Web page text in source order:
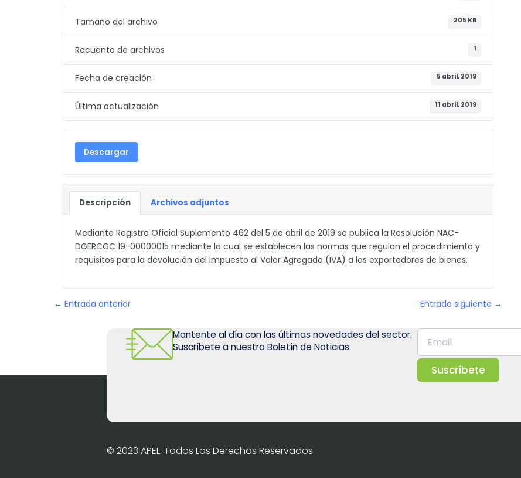
Tamaño del archivo 205 KB
Recuento de archivos 1
Fecha de creación 5 abril, 2019
Última actualización 11 abril, 2019
Descargar
Descripción Archivos adjuntos
Mediante Registro Oficial Suplemento 462 del 5 de abril de 2019 se publica la Resolución NAC-
DGERCGC 19-00000015 mediante la cual se establecen las normas que regulan el procedimiento y
requisitos para la devolución del Impuesto al Valor Agregado (IVA) a los exportadores de bienes.
← Entrada anterior Entrada siguiente →
Mantente al día con las últimas novedades del sector.
Suscríbete a nuestro Boletín de Noticias.
Suscríbete
© 2023 APEL. Todos Los Derechos Reservados